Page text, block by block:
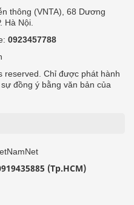
thông (VNTA), 68 Dương
Hà Nội.
0923457788
reserved. Chỉ được phát hành
đồng ý bằng văn bản của
(Tp.HCM)